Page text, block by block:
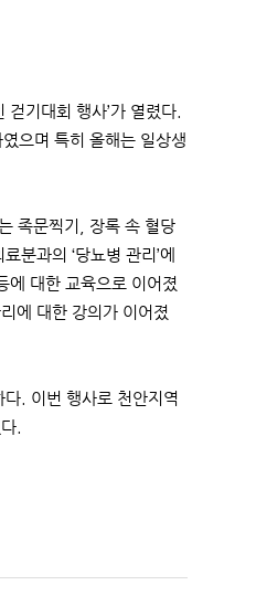
기대회 행사’가 열렸다.
으며 특히 올해는 일상생
족문찍기, 장록 속 혈당
분과의 ‘당뇨병 관리’에
에 대한 교육으로 이어졌
에 대한 강의가 이어졌
. 이번 행사로 천안지역
.